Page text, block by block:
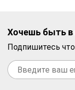
Хочешь быть в
Подпишитесь